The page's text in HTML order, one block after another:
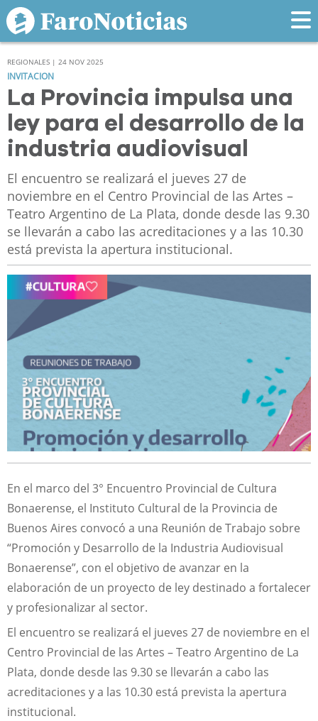
REGIONALES | 24 NOV 2025
INVITACION
La Provincia impulsa una
ley para el desarrollo de la
industria audiovisual
El encuentro se realizará el jueves 27 de
noviembre en el Centro Provincial de las Artes –
Teatro Argentino de La Plata, donde desde las 9.30
se llevarán a cabo las acreditaciones y a las 10.30
está prevista la apertura institucional.
En el marco del 3° Encuentro Provincial de Cultura
Bonaerense, el Instituto Cultural de la Provincia de
Buenos Aires convocó a una Reunión de Trabajo sobre
“Promoción y Desarrollo de la Industria Audiovisual
Bonaerense”, con el objetivo de avanzar en la
elaboración de un proyecto de ley destinado a fortalecer
y profesionalizar al sector.
El encuentro se realizará el jueves 27 de noviembre en el
Centro Provincial de las Artes – Teatro Argentino de La
Plata, donde desde las 9.30 se llevarán a cabo las
acreditaciones y a las 10.30 está prevista la apertura
institucional.